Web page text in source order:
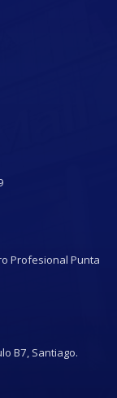
Profesional Punta
B7, Santiago.